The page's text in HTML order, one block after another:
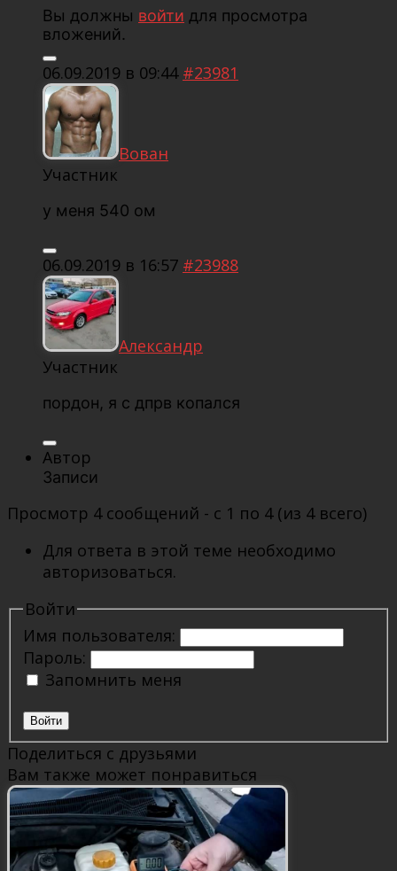
Вы должны войти для просмотра
вложений.
06.09.2019 в 09:44 #23981
Вован
Участник
у меня 540 ом
06.09.2019 в 16:57 #23988
Александр
Участник
пордон, я с дпрв копался
Автор
Записи
Просмотр 4 сообщений - с 1 по 4 (из 4 всего)
Для ответа в этой теме необходимо
авторизоваться.
Войти
Имя пользователя:
Пароль:
Запомнить меня
Войти
Поделиться с друзьями
Вам также может понравиться